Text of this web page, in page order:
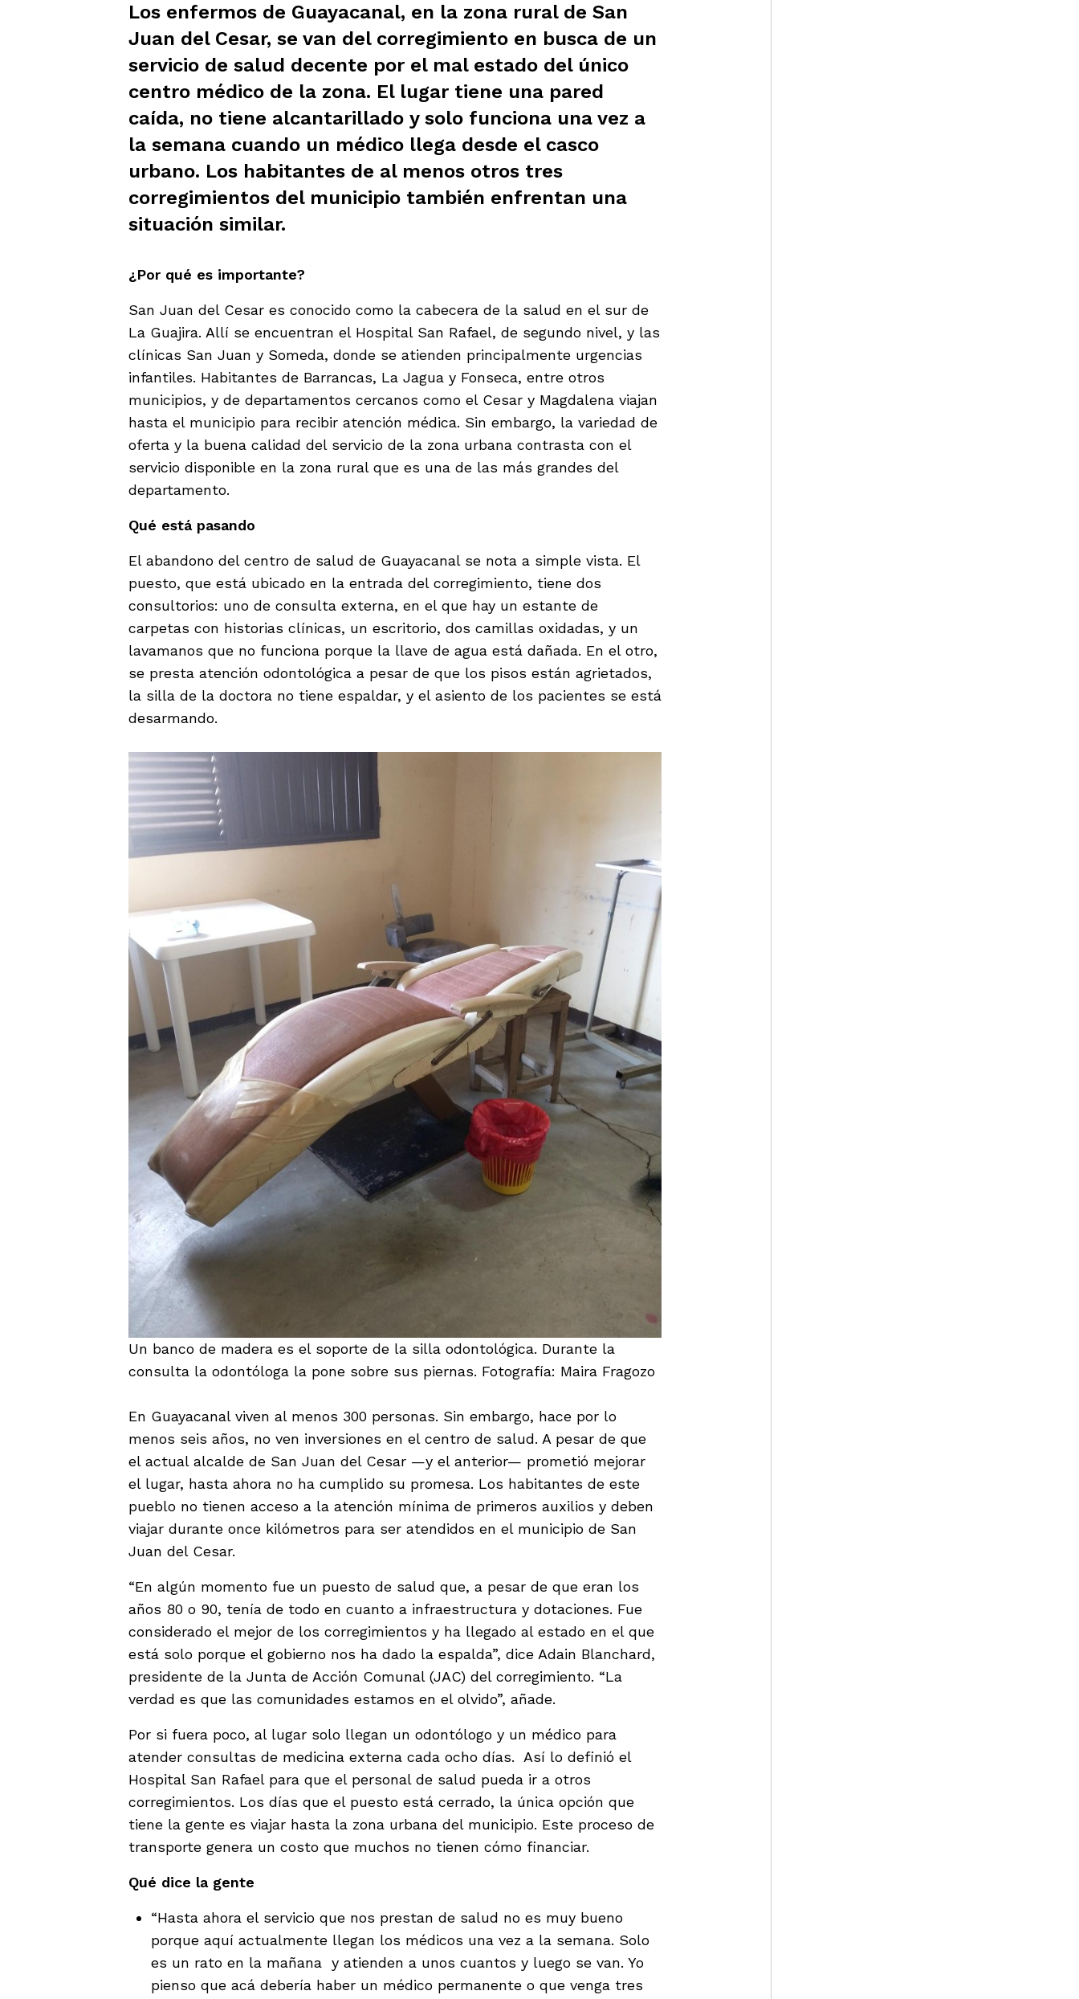
Los enfermos de Guayacanal, en la zona rural de San
Juan del Cesar, se van del corregimiento en busca de un
servicio de salud decente por el mal estado del único
centro médico de la zona. El lugar tiene una pared
caída, no tiene alcantarillado y solo funciona una vez a
la semana cuando un médico llega desde el casco
urbano. Los habitantes de al menos otros tres
corregimientos del municipio también enfrentan una
situación similar.
¿Por qué es importante?
San Juan del Cesar es conocido como la cabecera de la salud en el sur de
La Guajira. Allí se encuentran el Hospital San Rafael, de segundo nivel, y las
clínicas San Juan y Someda, donde se atienden principalmente urgencias
infantiles. Habitantes de Barrancas, La Jagua y Fonseca, entre otros
municipios, y de departamentos cercanos como el Cesar y Magdalena viajan
hasta el municipio para recibir atención médica. Sin embargo, la variedad de
oferta y la buena calidad del servicio de la zona urbana contrasta con el
servicio disponible en la zona rural que es una de las más grandes del
departamento.
Qué está pasando
El abandono del centro de salud de Guayacanal se nota a simple vista. El
puesto, que está ubicado en la entrada del corregimiento, tiene dos
consultorios: uno de consulta externa, en el que hay un estante de
carpetas con historias clínicas, un escritorio, dos camillas oxidadas, y un
lavamanos que no funciona porque la llave de agua está dañada. En el otro,
se presta atención odontológica a pesar de que los pisos están agrietados,
la silla de la doctora no tiene espaldar, y el asiento de los pacientes se está
desarmando.
Un banco de madera es el soporte de la silla odontológica. Durante la
consulta la odontóloga la pone sobre sus piernas. Fotografía: Maira Fragozo
En Guayacanal viven al menos 300 personas. Sin embargo, hace por lo
menos seis años, no ven inversiones en el centro de salud. A pesar de que
el actual alcalde de San Juan del Cesar —y el anterior— prometió mejorar
el lugar, hasta ahora no ha cumplido su promesa. Los habitantes de este
pueblo no tienen acceso a la atención mínima de primeros auxilios y deben
viajar durante once kilómetros para ser atendidos en el municipio de San
Juan del Cesar.
“En algún momento fue un puesto de salud que, a pesar de que eran los
años 80 o 90, tenía de todo en cuanto a infraestructura y dotaciones. Fue
considerado el mejor de los corregimientos y ha llegado al estado en el que
está solo porque el gobierno nos ha dado la espalda”, dice Adain Blanchard,
presidente de la Junta de Acción Comunal (JAC) del corregimiento. “La
verdad es que las comunidades estamos en el olvido”, añade.
Por si fuera poco, al lugar solo llegan un odontólogo y un médico para
atender consultas de medicina externa cada ocho días. Así lo definió el
Hospital San Rafael para que el personal de salud pueda ir a otros
corregimientos. Los días que el puesto está cerrado, la única opción que
tiene la gente es viajar hasta la zona urbana del municipio. Este proceso de
transporte genera un costo que muchos no tienen cómo financiar.
Qué dice la gente
“Hasta ahora el servicio que nos prestan de salud no es muy bueno
porque aquí actualmente llegan los médicos una vez a la semana. Solo
es un rato en la mañana y atienden a unos cuantos y luego se van. Yo
pienso que acá debería haber un médico permanente o que venga tres